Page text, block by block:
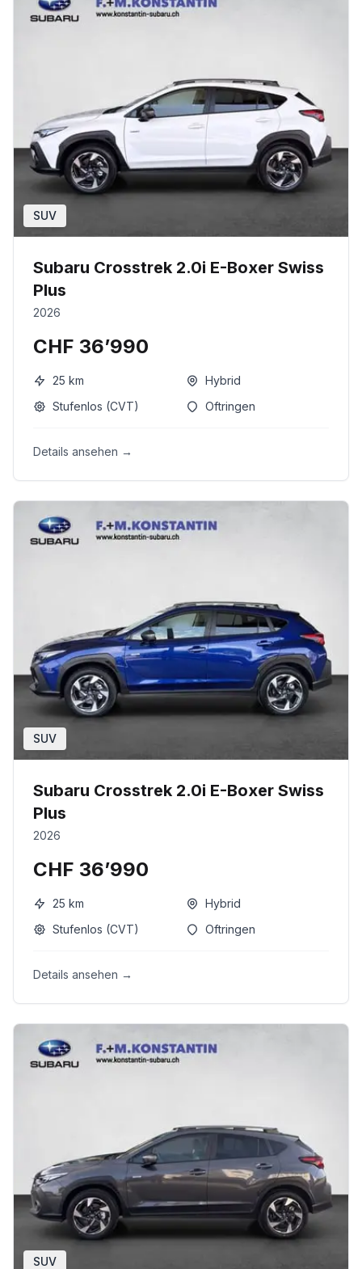
SUV
Subaru Crosstrek 2.0i E-Boxer Swiss
Plus
2026
CHF 36’990
25 km
Hybrid
Stufenlos (CVT)
Oftringen
Details ansehen →
SUV
Subaru Crosstrek 2.0i E-Boxer Swiss
Plus
2026
CHF 36’990
25 km
Hybrid
Stufenlos (CVT)
Oftringen
Details ansehen →
SUV